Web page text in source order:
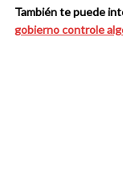
También te puede
gobierno controle